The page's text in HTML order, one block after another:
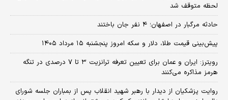
لحظه متوقف شد
حادثه مرگبار در اصفهان؛ ۴ نفر جان باختند
پیش‌بینی قیمت طلا، دلار و سکه امروز پنجشنبه ۱۵ مرداد ۱۴۰۵
رویترز: ایران و عمان برای تعیین تعرفه ترانزیت ۳ تا ۷ درصدی در تنگه
هرمز مذاکره می‌کنند
روایت پزشکیان از دیدار با رهبر شهید انقلاب پس از بمباران جلسه شورای